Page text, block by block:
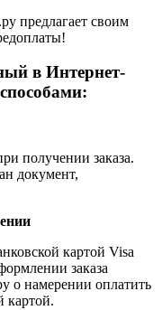
предлагает своим
в Интернет-
получении заказа.
документ,
картой Visa
заказа
о намерении оплатить
картой.